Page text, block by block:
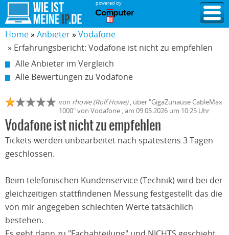
powered by
Home Anbieter
Vodafone
» Erfahrungsbericht: Vodafone ist nicht zu empfehlen
Alle Anbieter im Vergleich
Alle Bewertungen zu Vodafone
von rhowe (Rolf Howe), über "GigaZuhause CableMax
1000" von Vodafone , am 09.05.2026 um 10:25 Uhr
Vodafone ist nicht zu empfehlen
Tickets werden unbearbeitet nach spätestens 3 Tagen
geschlossen.
Beim telefonischen Kundenservice (Technik) wird bei der
gleichzeitigen stattfindenen Messung festgestellt das die
von mir angegeben schlechten Werte tatsächlich
bestehen.